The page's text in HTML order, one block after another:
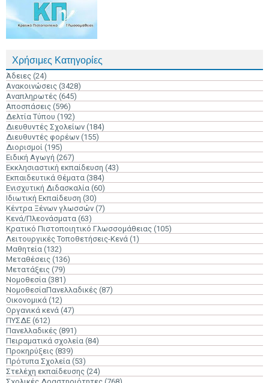
Χρήσιμες Κατηγορίες
Άδειες (24)
Ανακοινώσεις (3428)
Αναπληρωτές (645)
Αποσπάσεις (596)
Δελτία Τύπου (192)
Διευθυντές Σχολείων (184)
Διευθυντές φορέων (155)
Διορισμοί (195)
Ειδική Αγωγή (267)
Εκκλησιαστική εκπαίδευση (43)
Εκπαιδευτικά Θέματα (384)
Ενισχυτική Διδασκαλία (60)
Ιδιωτική Εκπαίδευση (30)
Κέντρα Ξένων γλωσσών (7)
Κενά/Πλεονάσματα (63)
Κρατικό Πιστοποιητικό Γλωσσομάθειας (105)
Λειτουργικές Τοποθετήσεις-Κενά (1)
Μαθητεία (132)
Μεταθέσεις (136)
Μετατάξεις (79)
Νομοθεσία (381)
ΝομοθεσίαΠανελλαδικές (87)
Οικονομικά (12)
Οργανικά κενά (47)
ΠΥΣΔΕ (612)
Πανελλαδικές (891)
Πειραματικά σχολεία (84)
Προκηρύξεις (839)
Πρότυπα Σχολεία (53)
Στελέχη εκπαίδευσης (24)